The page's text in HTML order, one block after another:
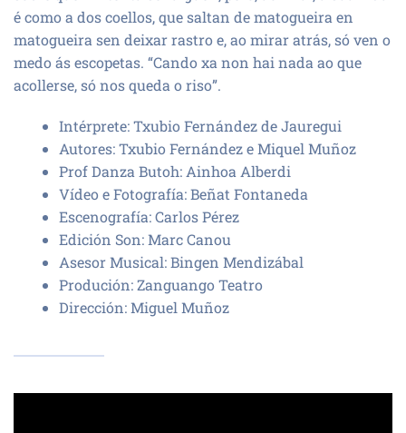
é como a dos coellos, que saltan de matogueira en
matogueira sen deixar rastro e, ao mirar atrás, só ven o
medo ás escopetas. “Cando xa non hai nada ao que
acollerse, só nos queda o riso”.
Intérprete: Txubio Fernández de Jauregui
Autores: Txubio Fernández e Miquel Muñoz
Prof Danza Butoh: Ainhoa Alberdi
Vídeo e Fotografía: Beñat Fontaneda
Escenografía: Carlos Pérez
Edición Son: Marc Canou
Asesor Musical: Bingen Mendizábal
Produción: Zanguango Teatro
Dirección: Miguel Muñoz